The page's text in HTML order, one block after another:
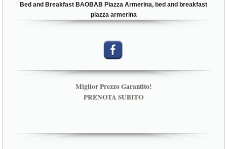
Bed and Breakfast BAOBAB Piazza Armerina, bed and breakfast
piazza armerina
Miglior Prezzo Garantito!
PRENOTA SUBITO